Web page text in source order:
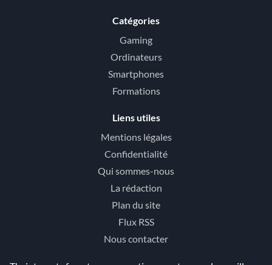
Catégories
Gaming
Ordinateurs
Smartphones
Formations
Liens utiles
Mentions légales
Confidentialité
Qui sommes-nous
La rédaction
Plan du site
Flux RSS
Nous contacter